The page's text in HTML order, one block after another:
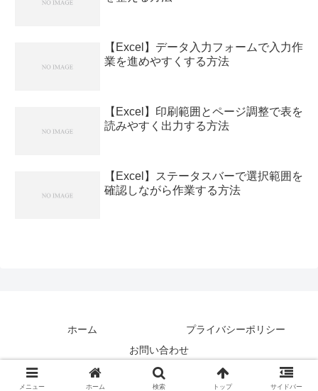
【Excel】データ入力フォームで入力作
業を進めやすくする方法
【Excel】印刷範囲とページ調整で表を
読みやすく出力する方法
【Excel】ステータスバーで選択範囲を
確認しながら作業する方法
ホーム
プライバシーポリシー
お問い合わせ
Copyright © アトテク All Rights Reserved.
メニュー ホーム 検索 トップ サイドバー